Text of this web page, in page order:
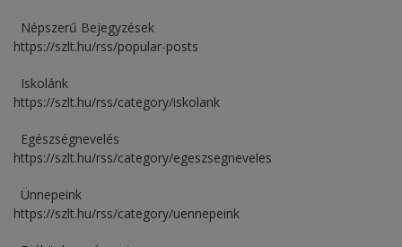
Diákönkormányzat
Egészségnevelés
Hitélet
Igazgatói köszöntő
Iskolánk
Népszerű Bejegyzések
https://szlt.hu/rss/popular-posts
Iskolánk
https://szlt.hu/rss/category/iskolank
Egészségnevelés
https://szlt.hu/rss/category/egeszsegneveles
Ünnepeink
https://szlt.hu/rss/category/uennepeink